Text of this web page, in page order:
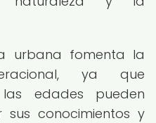
urbana fomenta la
ya que
edades pueden
conocimientos y